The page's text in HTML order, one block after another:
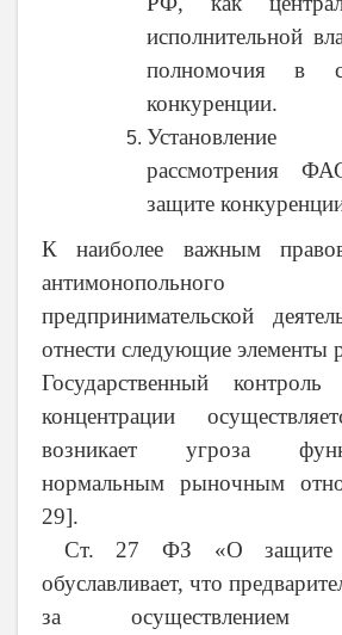
исполнительной
полномочия в
конкуренции.
рассмотрения
защите
К наиболее важным
антимонопольного
предпринимательской
отнести следующие элементы
Государственный контроль
концентрации
возникает угроза
нормальным рыночным
29].
Ст. 27 ФЗ «О защите
обуславливает, что
за осуществлением